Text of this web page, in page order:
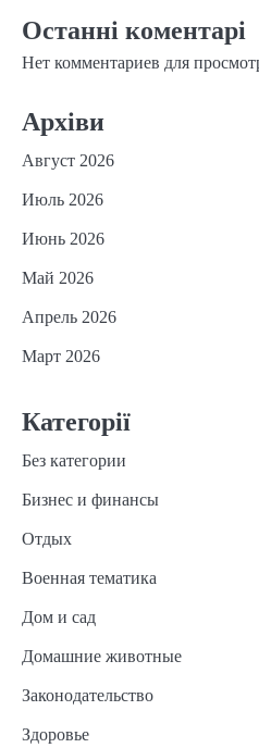
Останні коментарі
Нет комментариев для
Архіви
Август 2026
Июль 2026
Июнь 2026
Май 2026
Апрель 2026
Март 2026
Категорії
Без категории
Бизнес и финансы
Отдых
Военная тематика
Дом и сад
Домашние животные
Законодательство
Здоровье